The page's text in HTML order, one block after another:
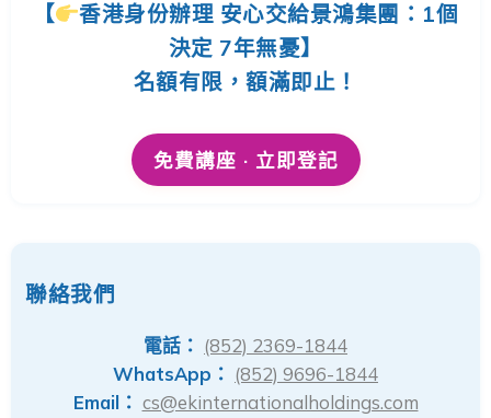
【
香港身份辦理 安心交給景鴻集團：1個
決定 7年無憂】
名額有限，額滿即止！
免費講座 · 立即登記
聯絡我們
電話： (852) 2369-1844
WhatsApp： (852) 9696-1844
Email： cs@ekinternationalholdings.com